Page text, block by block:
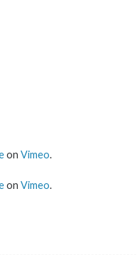
on Vimeo.
on Vimeo.